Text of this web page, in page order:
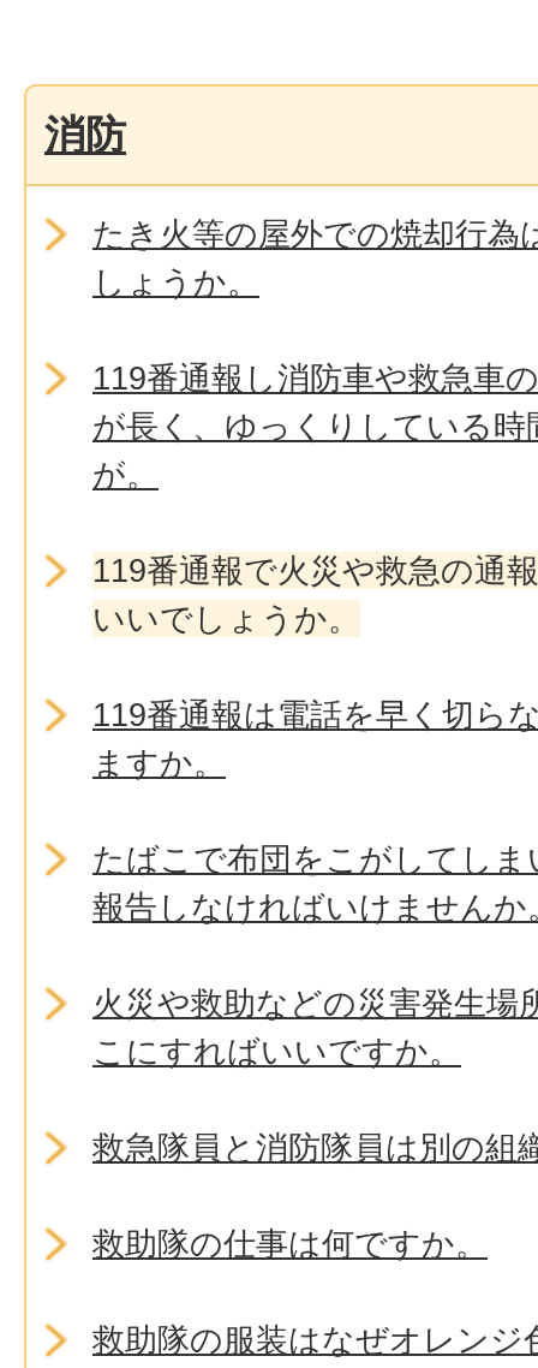
消防
たき火等の屋外での焼却行為
しょうか。
119番通報し消防車や救急車
が長く、ゆっくりしている
が。
119番通報で火災や救急の通
いいでしょうか。
119番通報は電話を早く切ら
ますか。
たばこで布団をこがしてし
報告しなければいけませんか
火災や救助などの災害発生場
こにすればいいですか。
救急隊員と消防隊員は別の組
救助隊の仕事は何ですか。
救助隊の服装はなぜオレンジ